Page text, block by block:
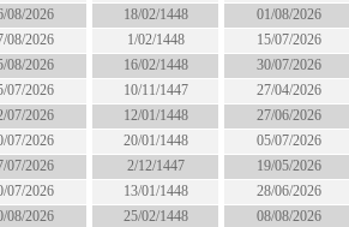
18/02/1448
1/02/1448
16/02/1448
10/11/1447
12/01/1448
20/01/1448
2/12/1447
13/01/1448
25/02/1448
06/08/2026
07/08/2026
15/08/2026
05/07/2026
02/07/2026
30/07/2026
17/07/2026
30/07/2026
10/08/2026
23/02/1448
24/02/1448
2/03/1448
20/01/1448
17/01/1448
16/02/1448
3/02/1448
16/02/1448
27/02/1448